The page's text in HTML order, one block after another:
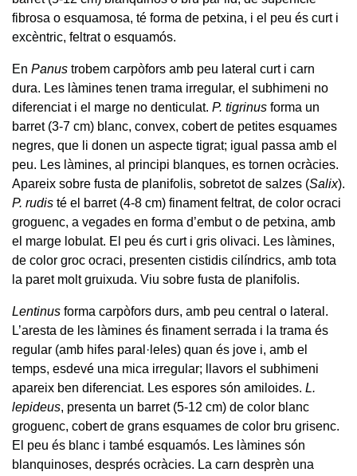
fibrosa o esquamosa, té forma de petxina, i el peu és curt i
excèntric, feltrat o esquamós.
En Panus trobem carpòfors amb peu lateral curt i carn
dura. Les làmines tenen trama irregular, el subhimeni no
diferenciat i el marge no denticulat. P. tigrinus forma un
barret (3-7 cm) blanc, convex, cobert de petites esquames
negres, que li donen un aspecte tigrat; igual passa amb el
peu. Les làmines, al principi blanques, es tornen ocràcies.
Apareix sobre fusta de planifolis, sobretot de salzes (Salix).
P. rudis té el barret (4-8 cm) finament feltrat, de color ocraci
groguenc, a vegades en forma d’embut o de petxina, amb
el marge lobulat. El peu és curt i gris olivaci. Les làmines,
de color groc ocraci, presenten cistidis cilíndrics, amb tota
la paret molt gruixuda. Viu sobre fusta de planifolis.
Lentinus forma carpòfors durs, amb peu central o lateral.
L’aresta de les làmines és finament serrada i la trama és
regular (amb hifes paral·leles) quan és jove i, amb el
temps, esdevé una mica irregular; llavors el subhimeni
apareix ben diferenciat. Les espores són amiloides. L.
lepideus, presenta un barret (5-12 cm) de color blanc
groguenc, cobert de grans esquames de color bru grisenc.
El peu és blanc i també esquamós. Les làmines són
blanquinoses, després ocràcies. La carn desprèn una